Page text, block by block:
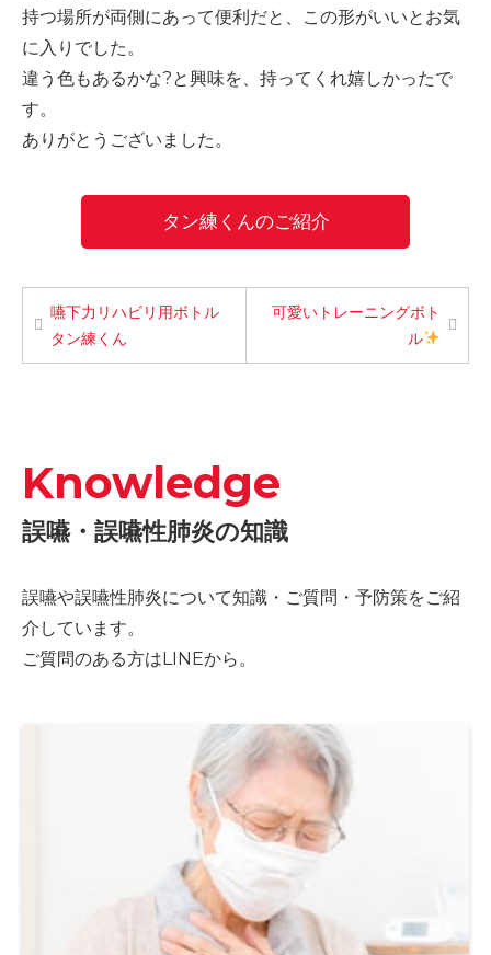
持つ場所が両側にあって便利だと、この形がいいとお気
に入りでした。
違う色もあるかな?と興味を、持ってくれ嬉しかったで
す。
ありがとうございました。
タン練くんのご紹介
嚥下力リハビリ用ボトル
タン練くん
可愛いトレーニングボト
ル
Knowledge
誤嚥・誤嚥性肺炎の知識
誤嚥や誤嚥性肺炎について知識・ご質問・予防策をご紹
介しています。
ご質問のある方はLINEから。